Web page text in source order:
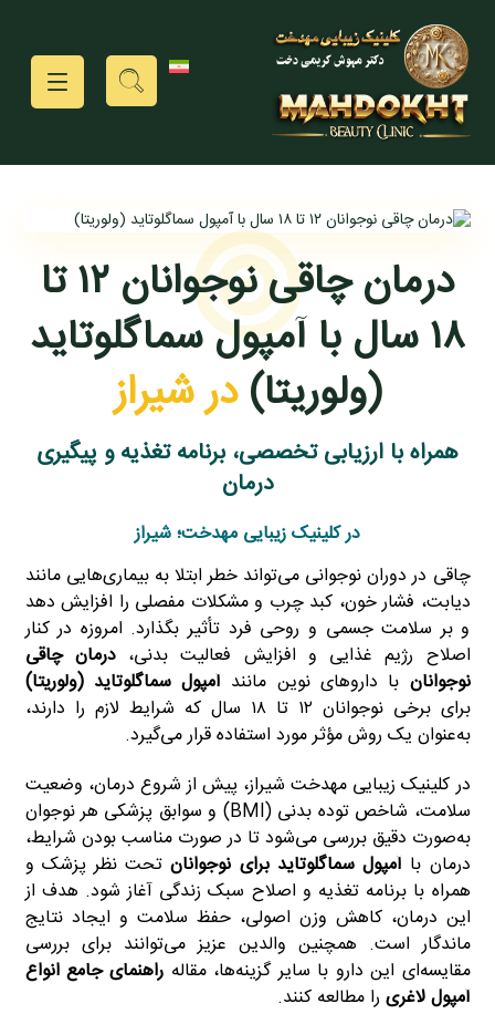
درمان چاقی نوجوانان ۱۲ تا
۱۸ سال با آمپول سماگلوتاید
(ولوریتا)در شیراز
همراه با ارزیابی تخصصی، برنامه تغذیه و پیگیری
درمان
در کلینیک زیبایی مهدخت؛ شیراز
چاقی در دوران نوجوانی می‌تواند خطر ابتلا به بیماری‌هایی مانند
دیابت، فشار خون، کبد چرب و مشکلات مفصلی را افزایش دهد
و بر سلامت جسمی و روحی فرد تأثیر بگذارد. امروزه در کنار
اصلاح رژیم غذایی و افزایش فعالیت بدنی،درمان چاقی
نوجوانان با داروهای نوین مانند آمپول سماگلوتاید (ولوریتا)
برای برخی نوجوانان ۱۲ تا ۱۸ سال که شرایط لازم را دارند،
به‌عنوان یک روش مؤثر مورد استفاده قرار می‌گیرد.
در کلینیک زیبایی مهدخت شیراز، پیش از شروع درمان، وضعیت
سلامت، شاخص توده بدنی (BMI) و سوابق پزشکی هر نوجوان
به‌صورت دقیق بررسی می‌شود تا در صورت مناسب بودن شرایط،
درمان با آمپول سماگلوتاید برای نوجوانانتحت نظر پزشک و
همراه با برنامه تغذیه و اصلاح سبک زندگی آغاز شود. هدف از
این درمان، کاهش وزن اصولی، حفظ سلامت و ایجاد نتایج
ماندگار است. همچنین والدین عزیز می‌توانند برای بررسی
مقایسه‌ای این دارو با سایر گزینه‌ها، مقاله راهنمای جامع انواع
آمپول لاغری را مطالعه کنند.